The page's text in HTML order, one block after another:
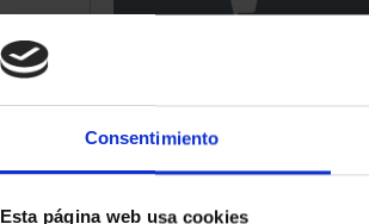
Consentimiento
Esta página web usa cookies